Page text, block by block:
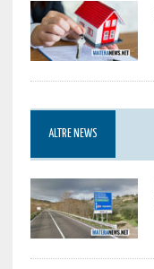
ALTRE NEWS